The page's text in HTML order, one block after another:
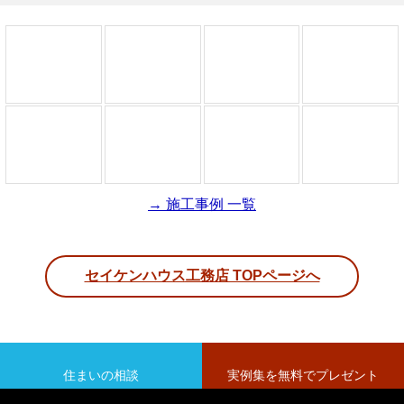
→ 施工事例 一覧
セイケンハウス工務店 TOPページへ
住まいの相談 実例集を無料でプレゼント